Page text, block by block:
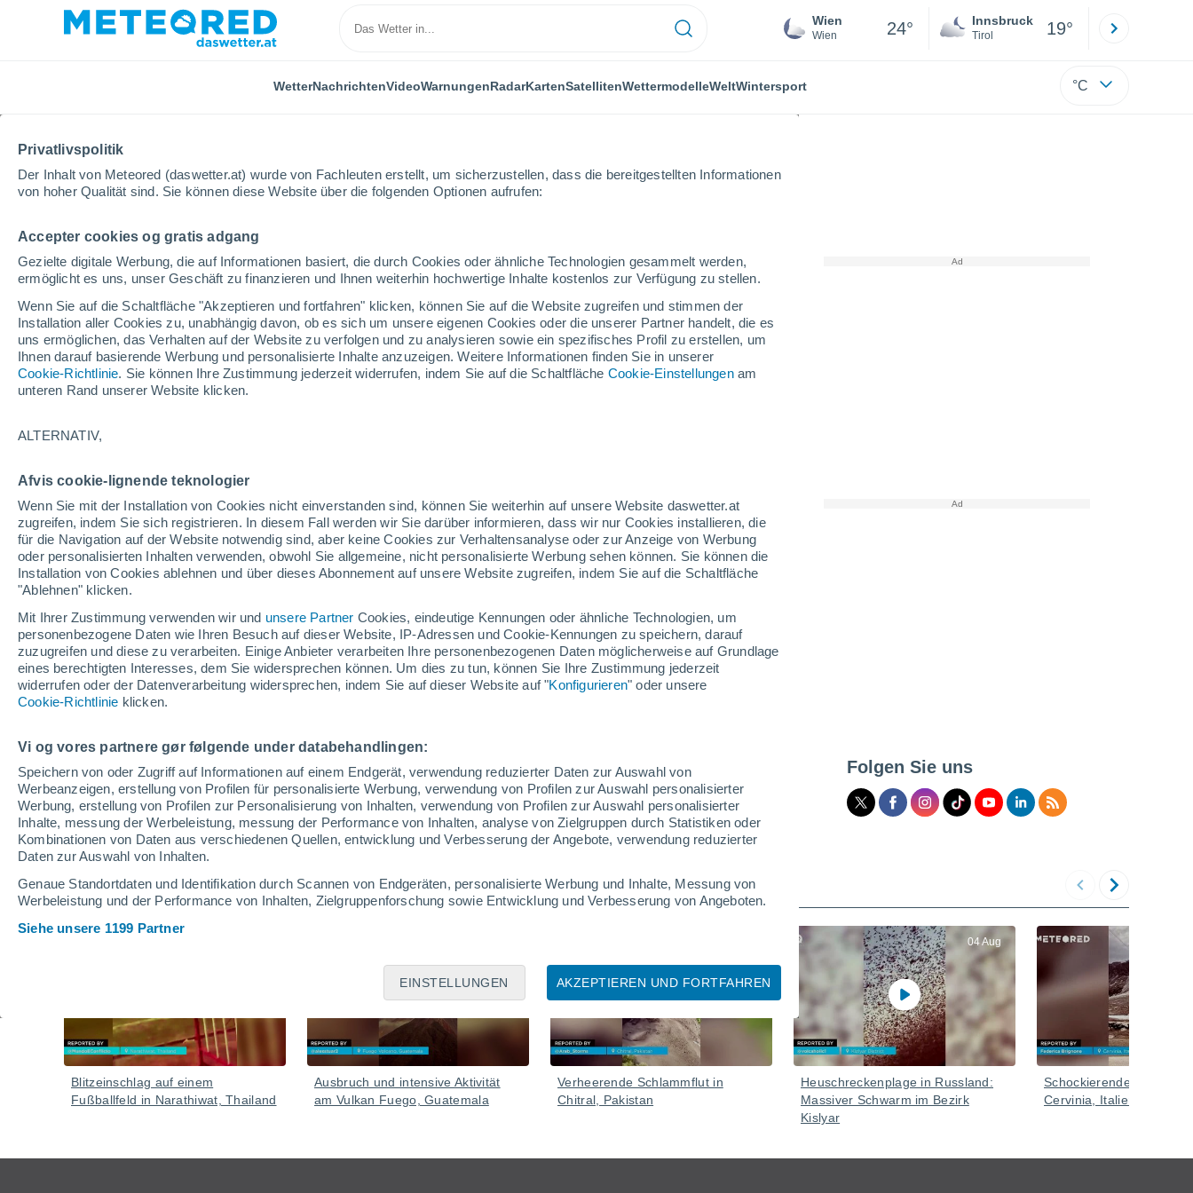
Privatlivspolitik
Der Inhalt von Meteored (daswetter.at) wurde von Fachleuten erstellt, um sicherzustellen, dass die bereitgestellten Informationen
von hoher Qualität sind. Sie können diese Website über die folgenden Optionen aufrufen:
Accepter cookies og gratis adgang
Gezielte digitale Werbung, die auf Informationen basiert, die durch Cookies oder ähnliche Technologien gesammelt werden,
ermöglicht es uns, unser Geschäft zu finanzieren und Ihnen weiterhin hochwertige Inhalte kostenlos zur Verfügung zu stellen.
Wenn Sie auf die Schaltfläche "Akzeptieren und fortfahren" klicken, können Sie auf die Website zugreifen und stimmen der
Installation aller Cookies zu, unabhängig davon, ob es sich um unsere eigenen Cookies oder die unserer Partner handelt, die es
uns ermöglichen, das Verhalten auf der Website zu verfolgen und zu analysieren sowie ein spezifisches Profil zu erstellen, um
Ihnen darauf basierende Werbung und personalisierte Inhalte anzuzeigen. Weitere Informationen finden Sie in unserer
Cookie-Richtlinie. Sie können Ihre Zustimmung jederzeit widerrufen, indem Sie auf die Schaltfläche Cookie-Einstellungenam
unteren Rand unserer Website klicken.
ALTERNATIV,
Afvis cookie-lignende teknologier
Wenn Sie mit der Installation von Cookies nicht einverstanden sind, können Sie weiterhin auf unsere Website daswetter.at
zugreifen, indem Sie sich registrieren. In diesem Fall werden wir Sie darüber informieren, dass wir nur Cookies installieren, die
für die Navigation auf der Website notwendig sind, aber keine Cookies zur Verhaltensanalyse oder zur Anzeige von Werbung
oder personalisierten Inhalten verwenden, obwohl Sie allgemeine, nicht personalisierte Werbung sehen können. Sie können die
Installation von Cookies ablehnen und über dieses Abonnement auf unsere Website zugreifen, indem Sie auf die Schaltfläche
"Ablehnen" klicken.
Mit Ihrer Zustimmung verwenden wir und unsere Partner Cookies, eindeutige Kennungen oder ähnliche Technologien, um
personenbezogene Daten wie Ihren Besuch auf dieser Website, IP-Adressen und Cookie-Kennungen zu speichern, darauf
zuzugreifen und diese zu verarbeiten. Einige Anbieter verarbeiten Ihre personenbezogenen Daten möglicherweise auf Grundlage
eines berechtigten Interesses, dem Sie widersprechen können. Um dies zu tun, können Sie Ihre Zustimmung jederzeit
widerrufen oder der Datenverarbeitung widersprechen, indem Sie auf dieser Website auf "Konfigurieren" oder unsere
Cookie-Richtlinie klicken.
Vi og vores partnere gør følgende under databehandlingen:
Speichern von oder Zugriff auf Informationen auf einem Endgerät, verwendung reduzierter Daten zur Auswahl von
Werbeanzeigen, erstellung von Profilen für personalisierte Werbung, verwendung von Profilen zur Auswahl personalisierter
Werbung, erstellung von Profilen zur Personalisierung von Inhalten, verwendung von Profilen zur Auswahl personalisierter
Inhalte, messung der Werbeleistung, messung der Performance von Inhalten, analyse von Zielgruppen durch Statistiken oder
Kombinationen von Daten aus verschiedenen Quellen, entwicklung und Verbesserung der Angebote, verwendung reduzierter
Daten zur Auswahl von Inhalten.
Genaue Standortdaten und Identifikation durch Scannen von Endgeräten, personalisierte Werbung und Inhalte, Messung von
Werbeleistung und der Performance von Inhalten, Zielgruppenforschung sowie Entwicklung und Verbesserung von Angeboten.
Siehe unsere 1199 Partner
AKZEPTIEREN UND FORTFAHREN
EINSTELLUNGEN
Wien
Wien 24° Innsbruck
Tirol 19°
WetterNachrichtenVideoWarnungenRadarKartenSatellitenWettermodelleWeltWintersport °C
Home Video Nach dem Taifun Jangmi brachen riesige Wellen in Nichinan (Japan) zusammen
Nach dem Taifun Jangmi brachen riesige Wellen
in Nichinan (Japan) zusammen
Die Behörden warnen häufig vor den damit verbundenen Risiken, da Strömungen und starke Wellen eine
Gefahr für diejenigen darstellen können, die dem Meer zu nahe kommen.
Folgen Sie uns
Video
Blitzeinschlag auf einem
Fußballfeld in Narathiwat, Thailand
Ausbruch und intensive Aktivität
am Vulkan Fuego, Guatemala
Verheerende Schlammflut in
Chitral, Pakistan
04 Aug
Heuschreckenplage in Russland:
Massiver Schwarm im Bezirk
Kislyar
Schockierender
Cervinia, Italien